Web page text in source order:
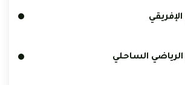
الإفريقي
الرياضي الساحلي